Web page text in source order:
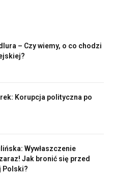
– Czy wiemy, o co chodzi
Korupcja polityczna po
Wywłaszczenie
Jak bronić się przed
Polski?